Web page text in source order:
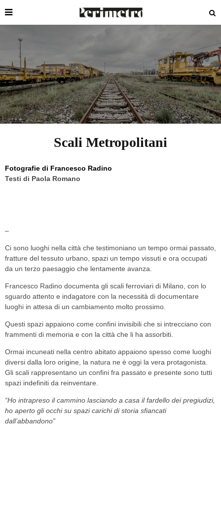
Scali Metropolitani
Fotografie di Francesco Radino
Testi di Paola Romano
–
Ci sono luoghi nella città che testimoniano un tempo ormai passato,
fratture del tessuto urbano, spazi un tempo vissuti e ora occupati
da un terzo paesaggio che lentamente avanza.
Francesco Radino documenta gli scali ferroviari di Milano, con lo
sguardo attento e indagatore con la necessità di documentare
luoghi in attesa di un cambiamento molto prossimo.
Questi spazi appaiono come confini invisibili che si intrecciano con
frammenti di memoria e con la città che li ha assorbiti.
Ormai incuneati nella centro abitato appaiono spesso come luoghi
diversi dalla loro origine, la natura ne è oggi la vera protagonista.
Gli scali rappresentano un confini fra passato e presente sono tutti
spazi indefiniti da reinventare.
“Ho intrapreso il cammino lasciando a casa il fardello dei pregiudizi,
ho aperto gli occhi su spazi carichi di storia sfiancati
dall’abbandono”